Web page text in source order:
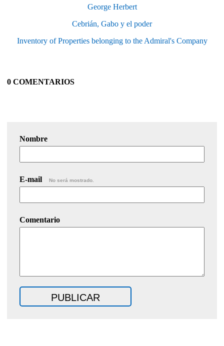
George Herbert
Cebrián, Gabo y el poder
Inventory of Properties belonging to the Admiral's Company
0 COMENTARIOS
Nombre
E-mail No será mostrado.
Comentario